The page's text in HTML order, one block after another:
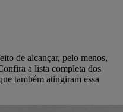
de alcançar, pelo menos,
a lista completa dos
também atingiram essa